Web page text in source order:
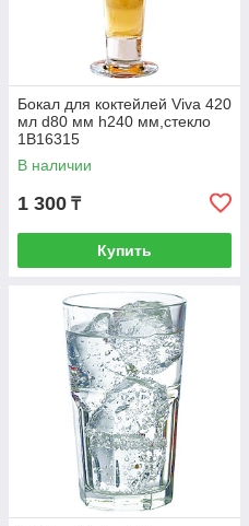
Бокал для коктейлей Viva 420
мл d80 мм h240 мм,стекло
1B16315
В наличии
1 300 ₸
Купить